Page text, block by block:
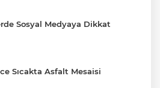
Sosyal Medyaya Dikkat
Sıcakta Asfalt Mesaisi